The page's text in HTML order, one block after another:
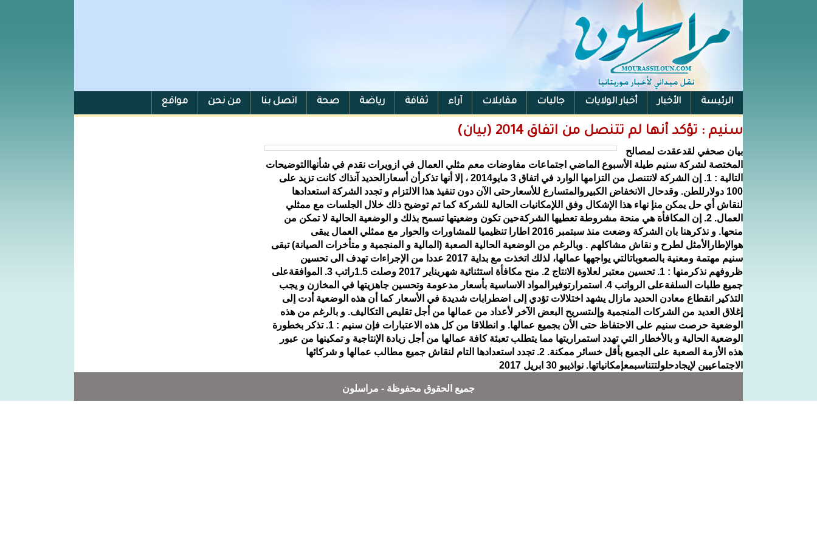
الرئيسة الأخبار أخبار الولايات جاليات مقابلات آراء ثقافة رياضة صحة اتصل بنا من نحن مواقع
سنيم : تؤكد أنها لم تتنصل من اتفاق 2014 (بيان)
بيان صحفي لقدعقدت لمصالح
المختصة لشركة سنيم طيلة الأسبوع الماضي اجتماعات مفاوضات معم مثلي العمال في ازويرات نقدم في شأنهاالتوضيحات
التالية : 1. إن الشركة لاتتنصل من التزامها الوارد في اتفاق 3 مايو2014 ، إلا أنها تذكرأن أسعارالحديد آنذاك كانت تزيد على
100 دولارللطن. وقدحال الانخفاض الكبيروالمتسارع للأسعارحتى الآن دون تنفيذ هذا الالتزام و تجدد الشركة استعدادها
لنقاش أي حل يمكن منإ نهاء هذا الإشكال وفق اللإمكانيات الحالية للشركة كما تم توضيح ذلك خلال الجلسات مع ممثلي
العمال. 2. إن المكافأة هي منحة مشروطة تعطيها الشركةحين تكون وضعيتها تسمح بذلك و الوضعية الحالية لا تمكن من
منحها. و نذكرهنا بان الشركة وضعت منذ سبتمبر 2016 اطارا تنظيميا للمشاورات والحوار مع ممثلي العمال يبقى
هوالإطارالأمثل لطرح و نقاش مشاكلهم . وبالرغم من الوضعية الحالية الصعبة (المالية و المنجمية و متأخرات الصيانة) تبقى
سنيم مهتمة ومعنية بالصعوباتالتي يواجهها عمالها، لذلك اتخذت مع بداية 2017 عددا من الإجراءات تهدف الى تحسين
ظروفهم نذكرمنها : 1. تحسين معتبر لعلاوة الانتاج 2. منح مكافأة استثنائية شهريناير 2017 وصلت 1.5راتب 3. الموافقةعلى
جميع طلبات السلفةعلى الرواتب 4. استمرارتوفيرالمواد الاساسية بأسعار مدعومة وتحسين جاهزيتها في المخازن و يجب
التذكير انقطاع معادن الحديد مازال يشهد اختلالات تؤدي إلى اضطرابات شديدة في الأسعار كما أن هذه الوضعية أدت إلى
إغلاق العديد من الشركات المنجمية وإلىتسريح البعض الآخر لأعداد من عمالها من أجل تقليص التكاليف. و بالرغم من هذه
الوضعية حرصت سنيم على الاحتفاظ حتى الأن بجميع عمالها. و انطلاقا من كل هذه الاعتبارات فإن سنيم : 1. تذكر بخطورة
الوضعية الحالية و بالأخطار التي تهدد استمراريتها مما يتطلب تعبئة كافة عمالها من أجل زيادة الإنتاجية و تمكينها من عبور
هذه الأزمة الصعبة على الجميع بأقل خسائر ممكنة. 2. تجدد استعدادها التام لنقاش جميع مطالب عمالها و شركائها
الاجتماعيين لإيجادحلولتتناسبمعإمكانياتها. نواذيبو 30 ابريل 2017
جميع الحقوق محفوظة - مراسلون